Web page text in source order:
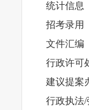
统计信息
招考录用
文件汇编
行政许可
建议提案
行政执法/